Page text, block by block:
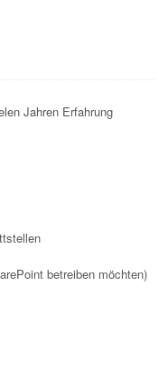
Jahren Erfahrung
betreiben möchten)